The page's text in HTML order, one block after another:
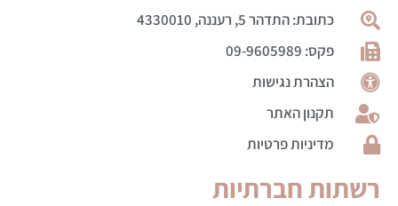
כתובת: התדהר 5, רעננה, 4330010
פקס: 09-9605989
הצהרת נגישות
תקנון האתר
מדיניות פרטיות
רשתות חברתיות